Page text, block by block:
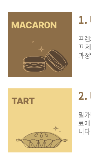
1.
프
끄
과
2.
밀
료
니다